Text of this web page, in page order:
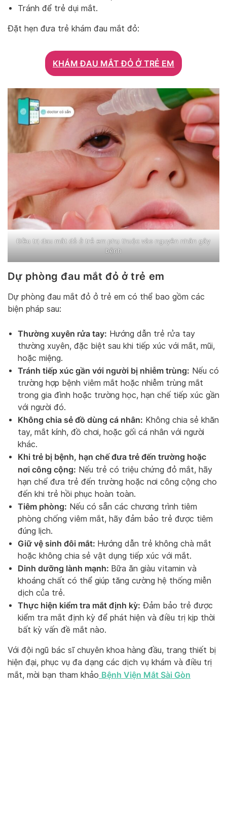
Tránh để trẻ dụi mắt.
Đặt hẹn đưa trẻ khám đau mắt đỏ:
KHÁM ĐAU MẮT ĐỎ Ở TRẺ EM
Điều trị đau mắt đỏ ở trẻ em phụ thuộc vào nguyên nhân gây
bệnh
Dự phòng đau mắt đỏ ở trẻ em
Dự phòng đau mắt đỏ ở trẻ em có thể bao gồm các
biện pháp sau:
Thường xuyên rửa tay: Hướng dẫn trẻ rửa tay
thường xuyên, đặc biệt sau khi tiếp xúc với mắt, mũi,
hoặc miệng.
Tránh tiếp xúc gần với người bị nhiễm trùng: Nếu có
trường hợp bệnh viêm mắt hoặc nhiễm trùng mắt
trong gia đình hoặc trường học, hạn chế tiếp xúc gần
với người đó.
Không chia sẻ đồ dùng cá nhân: Không chia sẻ khăn
tay, mắt kính, đồ chơi, hoặc gối cá nhân với người
khác.
Khi trẻ bị bệnh, hạn chế đưa trẻ đến trường hoặc
nơi công cộng: Nếu trẻ có triệu chứng đỏ mắt, hãy
hạn chế đưa trẻ đến trường hoặc nơi công cộng cho
đến khi trẻ hồi phục hoàn toàn.
Tiêm phòng: Nếu có sẵn các chương trình tiêm
phòng chống viêm mắt, hãy đảm bảo trẻ được tiêm
đúng lịch.
Giữ vệ sinh đôi mắt: Hướng dẫn trẻ không chà mắt
hoặc không chia sẻ vật dụng tiếp xúc với mắt.
Dinh dưỡng lành mạnh: Bữa ăn giàu vitamin và
khoáng chất có thể giúp tăng cường hệ thống miễn
dịch của trẻ.
Thực hiện kiểm tra mắt định kỳ: Đảm bảo trẻ được
kiểm tra mắt định kỳ để phát hiện và điều trị kịp thời
bất kỳ vấn đề mắt nào.
Với đội ngũ bác sĩ chuyên khoa hàng đầu, trang thiết bị
hiện đại, phục vụ đa dạng các dịch vụ khám và điều trị
mắt, mời bạn tham khảo Bệnh Viện Mắt Sài Gòn